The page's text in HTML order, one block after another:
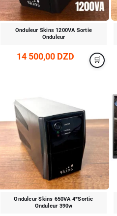
Onduleur Skins 1200VA Sortie
Onduleur
14 500,00 DZD
Onduleur Skins 650VA 4*Sortie
Onduleur 390w